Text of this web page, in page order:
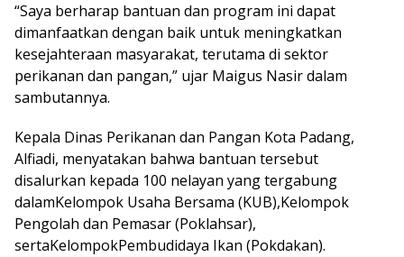
“Saya berharap bantuan dan program ini dapat
dimanfaatkan dengan baik untuk meningkatkan
kesejahteraan masyarakat, terutama di sektor
perikanan dan pangan,” ujar Maigus Nasir dalam
sambutannya.
Kepala Dinas Perikanan dan Pangan Kota Padang,
Alfiadi, menyatakan bahwa bantuan tersebut
disalurkan kepada 100 nelayan yang tergabung
dalamKelompok Usaha Bersama (KUB),Kelompok
Pengolah dan Pemasar (Poklahsar),
sertaKelompokPembudidaya Ikan (Pokdakan).